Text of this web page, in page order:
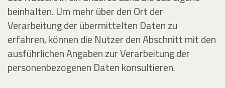
beinhalten. Um mehr über den Ort der
Verarbeitung der übermittelten Daten zu
erfahren, können die Nutzer den Abschnitt mit den
ausführlichen Angaben zur Verarbeitung der
personenbezogenen Daten konsultieren.